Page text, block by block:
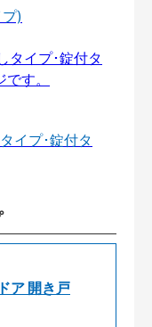
)
イプ･錠付タ
ア 開き戸